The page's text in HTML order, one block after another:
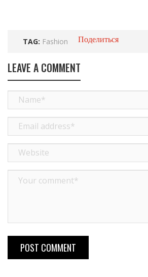
TAG: Fashion Поделиться
LEAVE A COMMENT
POST COMMENT